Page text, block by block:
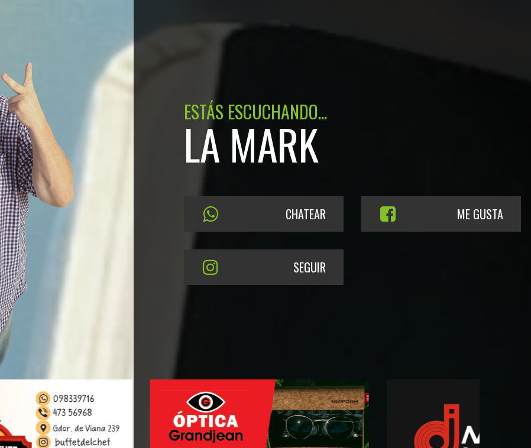
ESTÁS ESCUCHANDO...
LA MARK
CHATEAR ME GUSTA
SEGUIR